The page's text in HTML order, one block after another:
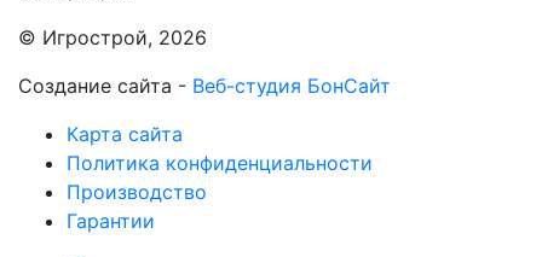
© Игрострой, 2026
Создание сайта - Веб-студия БонСайт
Карта сайта
Политика конфиденциальности
Производство
Гарантии